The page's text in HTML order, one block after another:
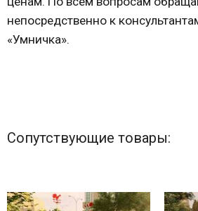
непосредственно к
«Умничка».
Сопутствующие товары: